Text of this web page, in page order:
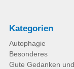
Kategorien
Autophagie
Besonderes
Gute Gedanken